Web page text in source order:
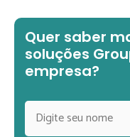
Quer saber
soluções
empresa?